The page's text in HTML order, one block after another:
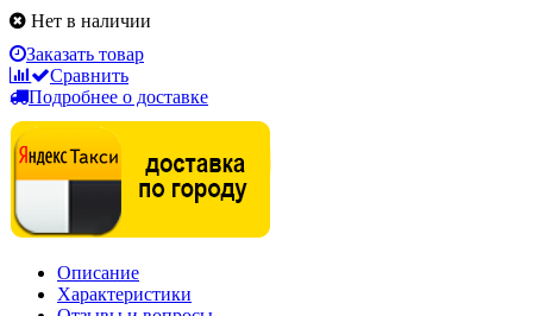
Нет в наличии
Заказать товар
Сравнить
Подробнее о доставке
Описание
Характеристики